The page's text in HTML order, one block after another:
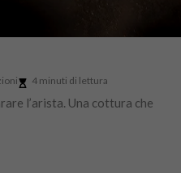
l’arista. Una cottura che
4 minuti di lettura